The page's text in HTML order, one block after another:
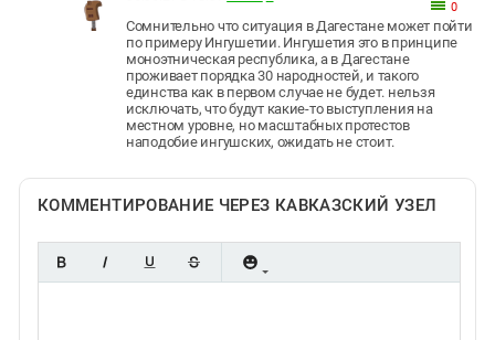
0
Сомнительно что ситуация в Дагестане может пойти
по примеру Ингушетии. Ингушетия это в принципе
моноэтническая республика, а в Дагестане
проживает порядка 30 народностей, и такого
единства как в первом случае не будет. нельзя
исключать, что будут какие-то выступления на
местном уровне, но масштабных протестов
наподобие ингушских, ожидать не стоит.
КОММЕНТИРОВАНИЕ ЧЕРЕЗ КАВКАЗСКИЙ УЗЕЛ